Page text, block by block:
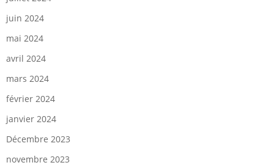
juin 2024
mai 2024
avril 2024
mars 2024
février 2024
janvier 2024
Décembre 2023
novembre 2023